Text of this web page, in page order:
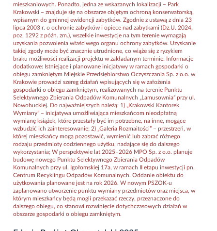
mieszkaniowych. Ponadto, jedna ze wskazanych lokalizacji – Park
Krakowski – znajduje się na obszarze objętym ochroną konserwatorską,
wpisanym do gminnej ewidencji zabytków. Zgodnie z ustawą z dnia 23
lipca 2003 r. o ochronie zabytków i opiece nad zabytkami (Dz.U. 2024,
poz. 1292 z późn. zm.), wszelkie inwestycje na tym terenie wymagają
uzyskania pozwolenia właściwego organu ochrony zabytków. Uzyskanie
takiej zgody może być znacznie utrudnione, co wiąże się z ryzykiem
braku możliwości realizacji projektu w zakładanym terminie. Informacje
dodatkowe: Istniejące i planowane inicjatywy w ramach gospodarki o
obiegu zamkniętym Miejskie Przedsiębiorstwo Oczyszczania Sp. z o.o. w
Krakowie prowadzi szereg działań wpisujących się w założenia
gospodarki o obiegu zamkniętym, realizowanych na terenie Punktu
Selektywnego Zbierania Odpadów Komunalnych „Lamusownia” przy ul.
Nowohuckiej. Do najważniejszych należą: 1) „Krakowski Kantorek
Wymiany” – inicjatywa umożliwiająca mieszkańcom nieodpłatną
wymianę książek, które przestały być im potrzebne, na inne, mogące
wzbudzić ich zainteresowanie; 2) „Galeria Rozmaitości” – przestrzeń, w
której mieszkańcy mogą pozostawić, wymienić lub zabrać różnego
rodzaju przedmioty codziennego użytku, nadające się do dalszego
wykorzystania; W perspektywie lat 2025–2026 MPO Sp. z o.o. planuje
budowę nowego Punktu Selektywnego Zbierania Odpadów
Komunalnych przy ul. Igołomskiej 17a, w ramach II etapu inwestycji pn.
Centrum Recyklingu Odpadów Komunalnych. Oddanie obiektu do
użytkowania planowane jest na rok 2026. W nowym PSZOK-u
zaplanowano utworzenie punktu wymiany przedmiotów oraz miejsca, w
którym mieszkańcy będą mogli przekazać rzeczy, przeznaczone do
dalszego obiegu, co stanowi rozwinięcie dotychczasowych działań w
obszarze gospodarki o obiegu zamkniętym.